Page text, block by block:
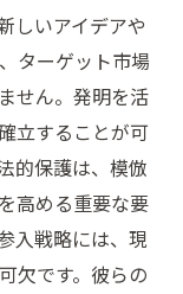
しいアイデアや
ターゲット市場
せん。発明を活
立することが可
的保護は、模倣
高める重要な要
入戦略には、現
欠です。彼らの